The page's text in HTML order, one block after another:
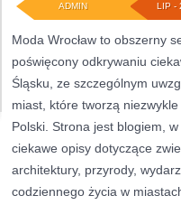
LIP -
ADMIN
Moda Wrocław to obszerny
poświęcony odkrywaniu
Śląsku, ze szczególnym
miast, które tworzą
Polski. Strona jest blogiem,
ciekawe opisy dotyczące
architektury, przyrody,
codziennego życia w